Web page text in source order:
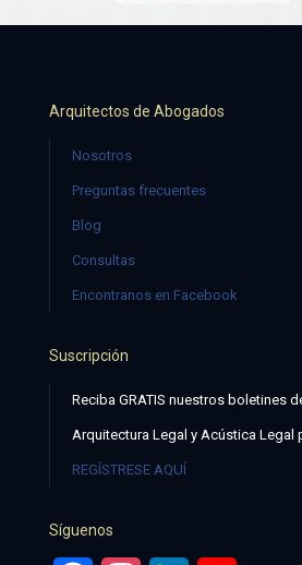
Arquitectos de Abogados
Nosotros
Preguntas frecuentes
Blog
Consultas
Encontranos en Facebook
Suscripción
Reciba GRATIS nuestros boletines
Arquitectura Legal y Acústica Legal
REGÍSTRESE AQUÍ
Síguenos